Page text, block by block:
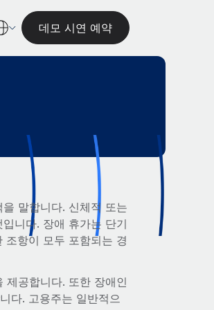
데모 시연 예약
말합니다. 신체적 또는
니다. 장애 휴가는 단기
항이 모두 포함되는 경
제공합니다. 또한 장애인
다. 고용주는 일반적으